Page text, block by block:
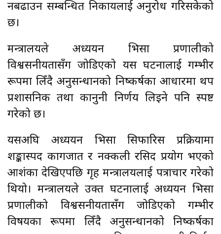
नबढाउन सम्बन्धित निकायलाई अनुरोध गरिसकेको
छ।
मन्त्रालयले अध्ययन भिसा प्रणालीको
विश्वसनीयतासँग जोडिएको यस घटनालाई गम्भीर
रूपमा लिँदै अनुसन्धानको निष्कर्षका आधारमा थप
प्रशासनिक तथा कानुनी निर्णय लिइने पनि स्पष्ट
गरेको छ।
यसअघि अध्ययन भिसा सिफारिस प्रक्रियामा
शङ्कास्पद कागजात र नक्कली रसिद प्रयोग भएको
आशंका देखिएपछि गृह मन्त्रालयलाई पत्राचार गरेको
थियो। मन्त्रालयले उक्त घटनालाई अध्ययन भिसा
प्रणालीको विश्वसनीयतासँग जोडिएको गम्भीर
विषयका रूपमा लिँदै अनुसन्धानको निष्कर्षका